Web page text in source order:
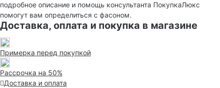
подробное описание и помощь консультанта ПокупкаЛюкс
помогут вам определиться с фасоном.
Доставка, оплата и покупка в магазине
Примерка перед покупкой
Рассрочка на 50%
Доставка и оплата